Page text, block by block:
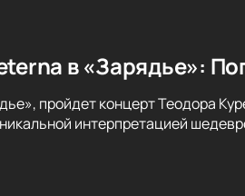
в «Зарядье»:
пройдет концерт Теодора
интерпретацией